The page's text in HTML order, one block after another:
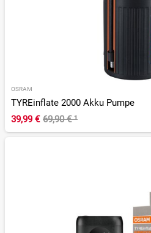
OSRAM
TYREinflate 2000 Akku Pumpe
39,99 € 69,90 €¹